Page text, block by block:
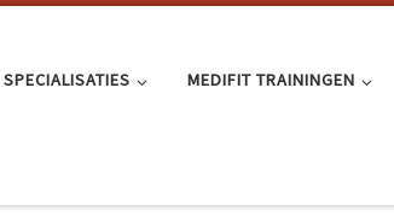
SPECIALISATIES MEDIFIT TRAININGEN